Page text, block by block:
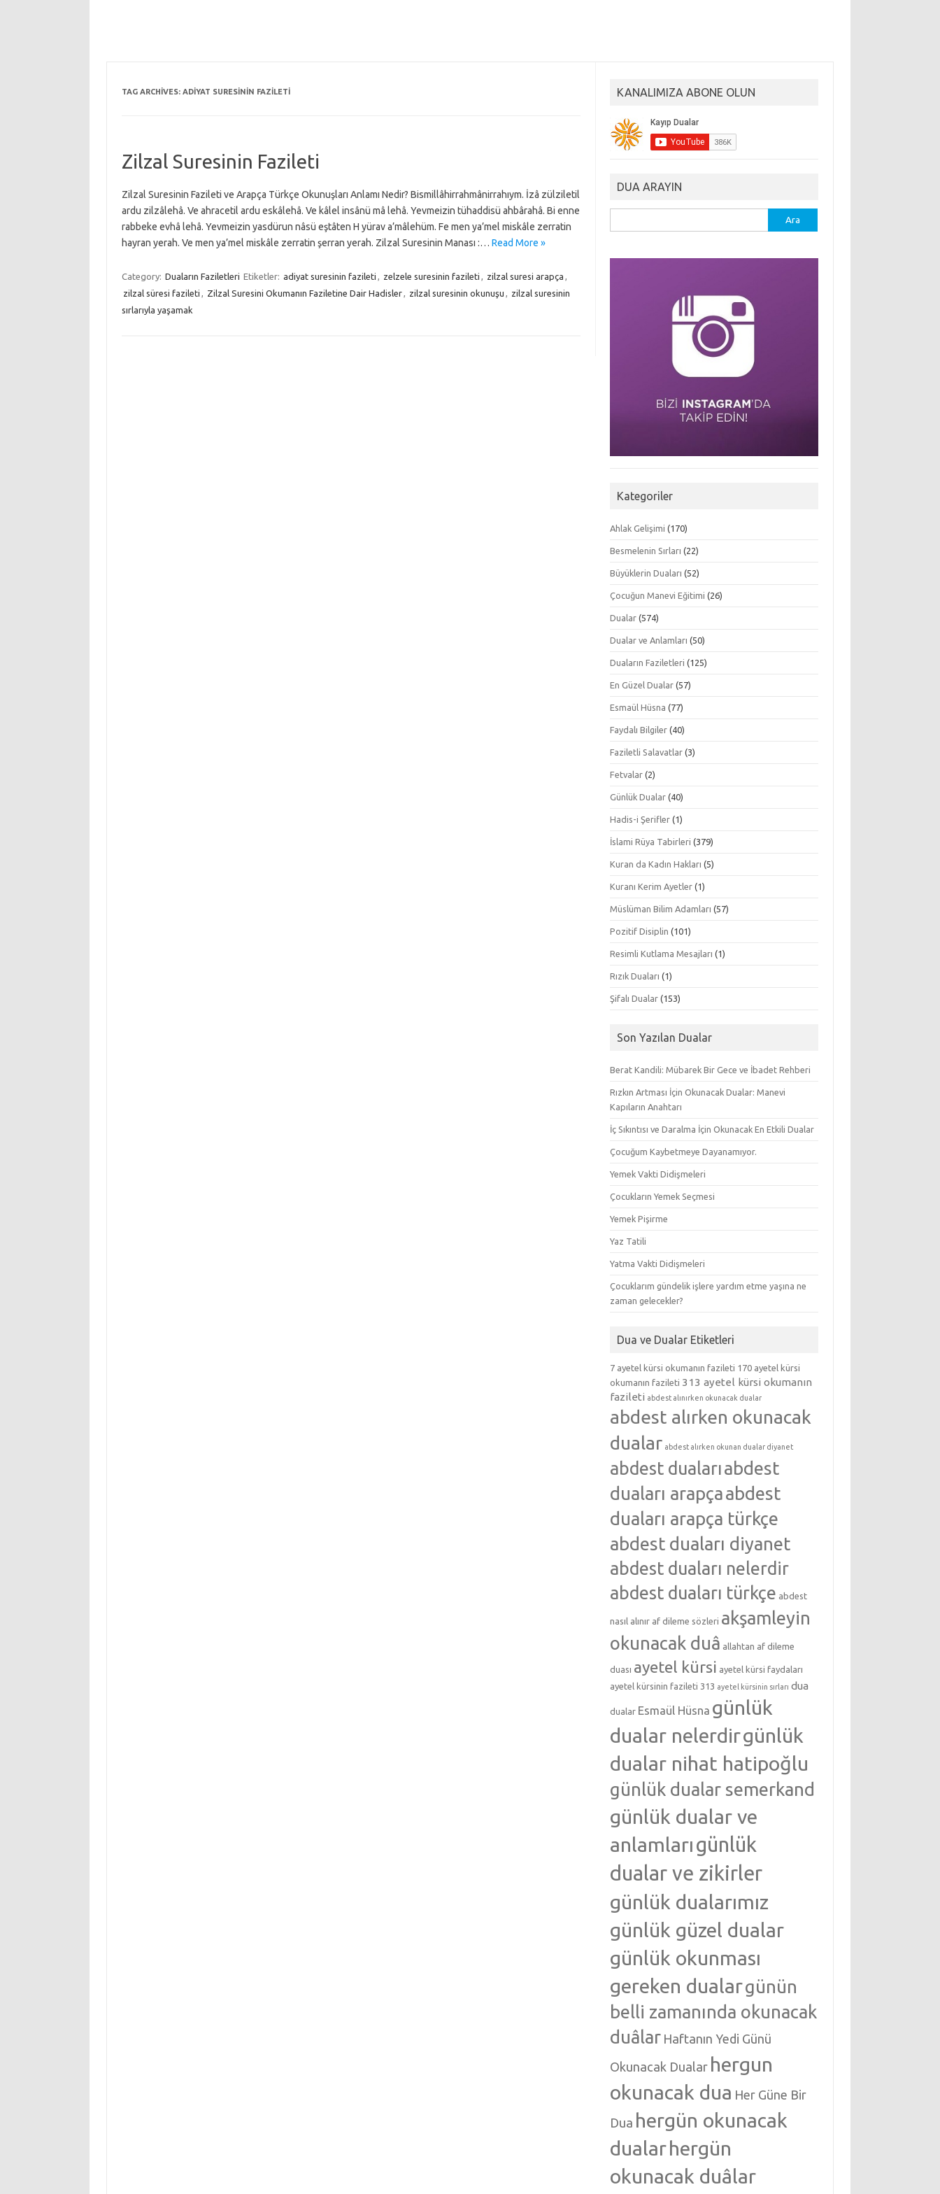
TAG ARCHIVES: ADIYAT SURESININ FAZILETI
Zilzal Suresinin Fazileti
Zilzal Suresinin Fazileti ve Arapça Türkçe Okunuşları Anlamı Nedir? Bismillâhirrahmânirrahıym. İzâ zülziletil
ardu zilzâlehâ. Ve ahracetil ardu eskâlehâ. Ve kâlel insânü mâ lehâ. Yevmeizin tühaddisü ahbârahâ. Bi enne
rabbeke evhâ lehâ. Yevmeizin yasdürun nâsü eştâten H yürav a’mâlehüm. Fe men ya’mel miskâle zerratin
hayran yerah. Ve men ya’mel miskâle zerratin şerran yerah. Zilzal Suresinin Manası :… Read More »
Category: Duaların Faziletleri Etiketler: adiyat suresinin fazileti , zelzele suresinin fazileti , zilzal suresi arapça ,
zilzal süresi fazileti , Zilzal Suresini Okumanın Faziletine Dair Hadisler, zilzal suresinin okunuşu , zilzal suresinin
sırlarıyla yaşamak
KANALIMIZA ABONE OLUN
DUA ARAYIN
Kategoriler
Ahlak Gelişimi (170)
Besmelenin Sırları (22)
Büyüklerin Duaları (52)
Çocuğun Manevi Eğitimi (26)
Dualar (574)
Dualar ve Anlamları (50)
Duaların Faziletleri (125)
En Güzel Dualar (57)
Esmaül Hüsna (77)
Faydalı Bilgiler (40)
Faziletli Salavatlar (3)
Fetvalar (2)
Günlük Dualar (40)
Hadis-i Şerifler (1)
İslami Rüya Tabirleri (379)
Kuran da Kadın Hakları (5)
Kuranı Kerim Ayetler (1)
Müslüman Bilim Adamları (57)
Pozitif Disiplin (101)
Resimli Kutlama Mesajları (1)
Rızık Duaları (1)
Şifalı Dualar (153)
Son Yazılan Dualar
Berat Kandili: Mübarek Bir Gece ve İbadet Rehberi
Rızkın Artması İçin Okunacak Dualar: Manevi
Kapıların Anahtarı
İç Sıkıntısı ve Daralma İçin Okunacak En Etkili Dualar
Çocuğum Kaybetmeye Dayanamıyor.
Yemek Vakti Didişmeleri
Çocukların Yemek Seçmesi
Yemek Pişirme
Yaz Tatili
Yatma Vakti Didişmeleri
Çocuklarım gündelik işlere yardım etme yaşına ne
zaman gelecekler?
Dua ve Dualar Etiketleri
7 ayetel kürsi okumanın fazileti 170 ayetel kürsi
okumanın fazileti 313 ayetel kürsi okumanın
fazileti abdest alınırken okunacak dualar
abdest alırken okunacak
dualar abdest alırken okunan dualar diyanet
abdest dualarıabdest
duaları arapçaabdest
duaları arapça türkçe
abdest duaları diyanet
abdest duaları nelerdir
abdest duaları türkçe abdest
nasıl alınır af dileme sözleri akşamleyin
okunacak duâ allahtan af dileme
duası ayetel kürsi ayetel kürsi faydaları
ayetel kürsinin fazileti 313 ayetel kürsinin sırları dua
dualar Esmaül Hüsna günlük
dualar nelerdirgünlük
dualar nihat hatipoğlu
günlük dualar semerkand
günlük dualar ve
anlamlarıgünlük
dualar ve zikirler
günlük dualarımız
günlük güzel dualar
günlük okunması
gereken dualargünün
belli zamanında okunacak
duâlar Haftanın Yedi Günü
Okunacak Dualar hergun
okunacak dua Her Güne Bir
Dua hergün okunacak
dualarhergün
okunacak duâlar